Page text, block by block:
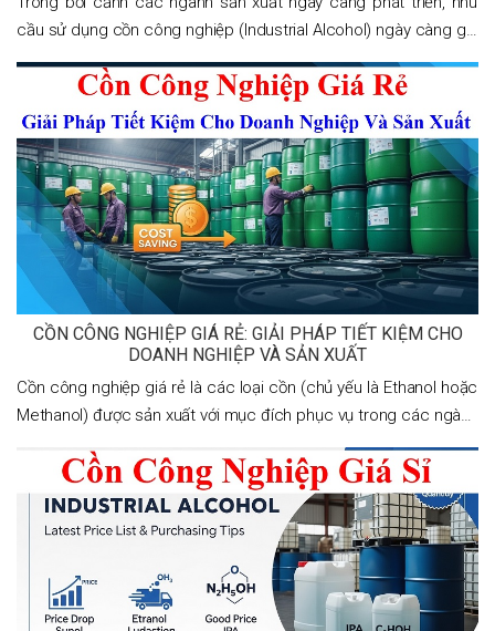
cầu sử dụng cồn công nghiệp (Industrial Alcohol) ngày càng gia
tăng mạnh mẽ. Từ sản xuất sơn, in ấn, mỹ phẩm cho đến vệ sinh
công nghiệp, cồn đóng vai trò
CỒN CÔNG NGHIỆP GIÁ RẺ: GIẢI PHÁP TIẾT KIỆM CHO
DOANH NGHIỆP VÀ SẢN XUẤT
Cồn công nghiệp giá rẻ là các loại cồn (chủ yếu là Ethanol hoặc
Methanol) được sản xuất với mục đích phục vụ trong các ngành
công nghiệp như tẩy rửa, sản xuất sơn, in ấn, mỹ phẩm, nhiên liệu
sinh học… với